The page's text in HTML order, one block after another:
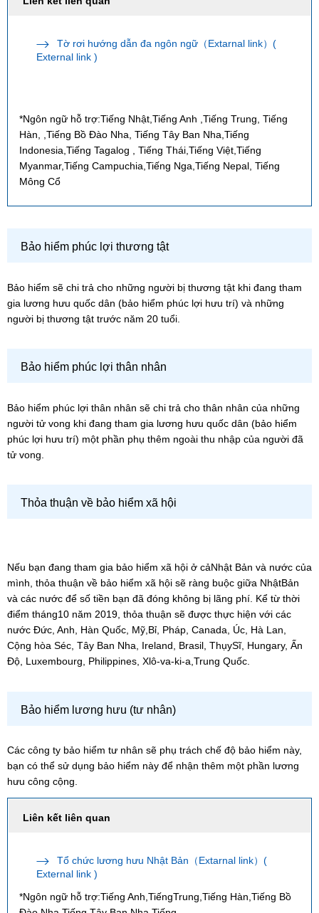
Tờ rơi hướng dẫn đa ngôn ngữ（Extarnal link）(
External link )
*Ngôn ngữ hỗ trợ:Tiếng Nhật,Tiếng Anh ,Tiếng Trung, Tiếng
Hàn, ,Tiếng Bồ Đào Nha, Tiếng Tây Ban Nha,Tiếng
Indonesia,Tiếng Tagalog , Tiếng Thái,Tiếng Việt,Tiếng
Myanmar,Tiếng Campuchia,Tiếng Nga,Tiếng Nepal, Tiếng
Mông Cổ
Bảo hiểm phúc lợi thương tật
Bảo hiểm sẽ chi trả cho những người bị thương tật khi đang tham
gia lương hưu quốc dân (bảo hiểm phúc lợi hưu trí) và những
người bị thương tật trước năm 20 tuổi.
Bảo hiểm phúc lợi thân nhân
Bảo hiểm phúc lợi thân nhân sẽ chi trả cho thân nhân của những
người tử vong khi đang tham gia lương hưu quốc dân (bảo hiểm
phúc lợi hưu trí) một phần phụ thêm ngoài thu nhập của người đã
tử vong.
Thỏa thuận về bảo hiểm xã hội
Nếu bạn đang tham gia bảo hiểm xã hội ở cảNhật Bản và nước của
mình, thỏa thuận về bảo hiểm xã hội sẽ ràng buộc giữa NhậtBản
và các nước để số tiền bạn đã đóng không bị lãng phí. Kể từ thời
điểm tháng10 năm 2019, thỏa thuận sẽ được thực hiện với các
nước Đức, Anh, Hàn Quốc, Mỹ,Bỉ, Pháp, Canada, Úc, Hà Lan,
Cộng hòa Séc, Tây Ban Nha, Ireland, Brasil, ThụySĩ, Hungary, Ấn
Độ, Luxembourg, Philippines, Xlô-va-ki-a,Trung Quốc.
Bảo hiểm lương hưu (tư nhân)
Các công ty bảo hiểm tư nhân sẽ phụ trách chế độ bảo hiểm này,
bạn có thể sử dụng bảo hiểm này để nhận thêm một phần lương
hưu công cộng.
Liên kết liên quan
Tổ chức lương hưu Nhật Bản（Extarnal link）(
External link )
*Ngôn ngữ hỗ trợ:Tiếng Anh,TiếngTrung,Tiếng Hàn,Tiếng Bồ